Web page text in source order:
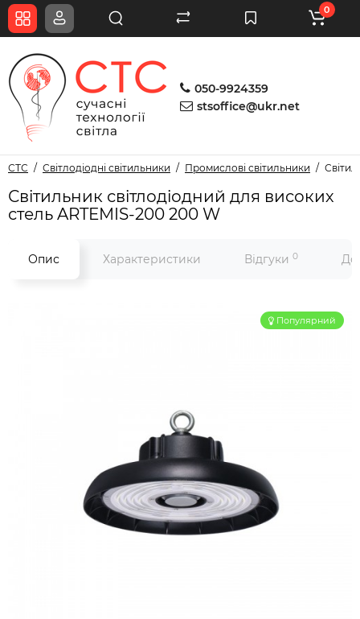
050-9924359
stsoffice@ukr.net
0
СТС Світлодіодні світильники Промислові світильники
Світильник світлодіодний для високих
стель ARTEMIS-200 200 W
Опис Характеристики Відгуки 0
Популярний